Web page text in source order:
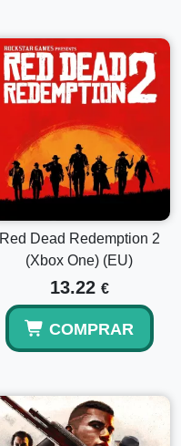
Red Dead Redemption 2
(Xbox One) (EU)
13.22 €
COMPRAR